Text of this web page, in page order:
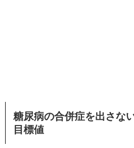
糖尿病の合併症を出さな
目標値